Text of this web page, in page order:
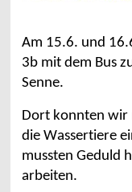
Am 15.6. und
3b mit dem Bus
Senne.
Dort konnten wir
die Wassertiere
mussten Geduld
arbeiten.